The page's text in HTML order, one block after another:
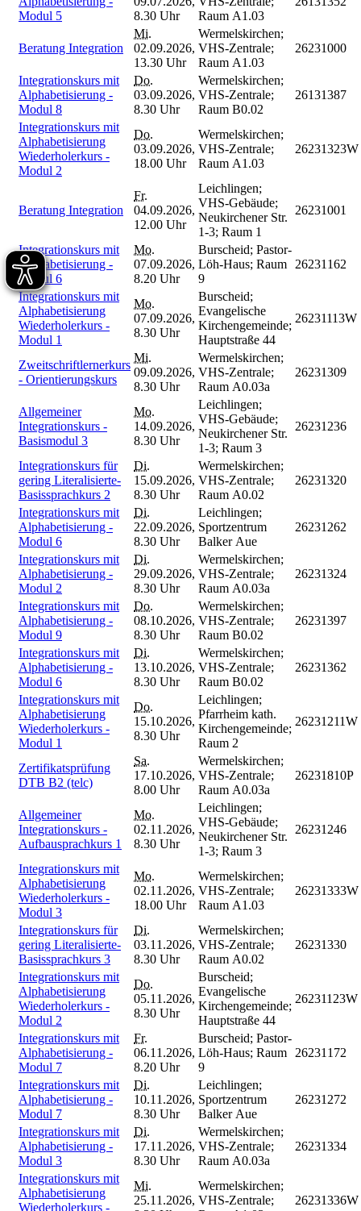
Modul 5
8.30 Uhr
Raum A1.03
Beratung Integration
Mi.
02.09.2026,
13.30 Uhr
Wermelskirchen;
VHS-Zentrale;
Raum A1.03
26231000
Integrationskurs mit
Alphabetisierung -
Modul 8
Do.
03.09.2026,
8.30 Uhr
Wermelskirchen;
VHS-Zentrale;
Raum B0.02
26131387
Integrationskurs mit
Alphabetisierung
Wiederholerkurs -
Modul 2
Do.
03.09.2026,
18.00 Uhr
Wermelskirchen;
VHS-Zentrale;
Raum A1.03
26231323W
Beratung Integration
Fr.
04.09.2026,
12.00 Uhr
Leichlingen;
VHS-Gebäude;
Neukirchener Str.
1-3; Raum 1
26231001
Integrationskurs mit
Alphabetisierung -
Modul 6
Mo.
07.09.2026,
8.20 Uhr
Burscheid; Pastor-
Löh-Haus; Raum
9
26231162
Integrationskurs mit
Alphabetisierung
Wiederholerkurs -
Modul 1
Mo.
07.09.2026,
8.30 Uhr
Burscheid;
Evangelische
Kirchengemeinde;
Hauptstraße 44
26231113W
Zweitschriftlernerkurs
- Orientierungskurs
Mi.
09.09.2026,
8.30 Uhr
Wermelskirchen;
VHS-Zentrale;
Raum A0.03a
26231309
Allgemeiner
Integrationskurs -
Basismodul 3
Mo.
14.09.2026,
8.30 Uhr
Leichlingen;
VHS-Gebäude;
Neukirchener Str.
1-3; Raum 3
26231236
Integrationskurs für
gering Literalisierte-
Basissprachkurs 2
Di.
15.09.2026,
8.30 Uhr
Wermelskirchen;
VHS-Zentrale;
Raum A0.02
26231320
Integrationskurs mit
Alphabetisierung -
Modul 6
Di.
22.09.2026,
8.30 Uhr
Leichlingen;
Sportzentrum
Balker Aue
26231262
Integrationskurs mit
Alphabetisierung -
Modul 2
Di.
29.09.2026,
8.30 Uhr
Wermelskirchen;
VHS-Zentrale;
Raum A0.03a
26231324
Integrationskurs mit
Alphabetisierung -
Modul 9
Do.
08.10.2026,
8.30 Uhr
Wermelskirchen;
VHS-Zentrale;
Raum B0.02
26231397
Integrationskurs mit
Alphabetisierung -
Modul 6
Di.
13.10.2026,
8.30 Uhr
Wermelskirchen;
VHS-Zentrale;
Raum B0.02
26231362
Integrationskurs mit
Alphabetisierung
Wiederholerkurs -
Modul 1
Do.
15.10.2026,
8.30 Uhr
Leichlingen;
Pfarrheim kath.
Kirchengemeinde;
Raum 2
26231211W
Zertifikatsprüfung
DTB B2 (telc)
Sa.
17.10.2026,
8.00 Uhr
Wermelskirchen;
VHS-Zentrale;
Raum A0.03a
26231810P
Allgemeiner
Integrationskurs -
Aufbausprachkurs 1
Mo.
02.11.2026,
8.30 Uhr
Leichlingen;
VHS-Gebäude;
Neukirchener Str.
1-3; Raum 3
26231246
Integrationskurs mit
Alphabetisierung
Wiederholerkurs -
Modul 3
Mo.
02.11.2026,
18.00 Uhr
Wermelskirchen;
VHS-Zentrale;
Raum A1.03
26231333W
Integrationskurs für
gering Literalisierte-
Basissprachkurs 3
Di.
03.11.2026,
8.30 Uhr
Wermelskirchen;
VHS-Zentrale;
Raum A0.02
26231330
Integrationskurs mit
Alphabetisierung
Wiederholerkurs -
Modul 2
Do.
05.11.2026,
8.30 Uhr
Burscheid;
Evangelische
Kirchengemeinde;
Hauptstraße 44
26231123W
Integrationskurs mit
Alphabetisierung -
Modul 7
Fr.
06.11.2026,
8.20 Uhr
Burscheid; Pastor-
Löh-Haus; Raum
9
26231172
Integrationskurs mit
Alphabetisierung -
Modul 7
Di.
10.11.2026,
8.30 Uhr
Leichlingen;
Sportzentrum
Balker Aue
26231272
Integrationskurs mit
Alphabetisierung -
Modul 3
Di.
17.11.2026,
8.30 Uhr
Wermelskirchen;
VHS-Zentrale;
Raum A0.03a
26231334
Integrationskurs mit
Alphabetisierung
Wiederholerkurs -
Mi.
25.11.2026,
Wermelskirchen;
VHS-Zentrale;
26231336W